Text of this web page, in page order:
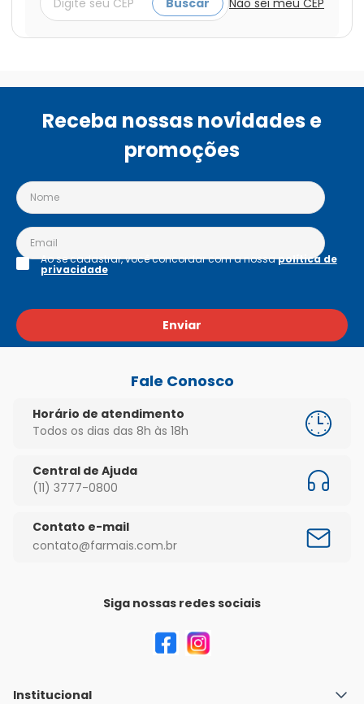
Buscar Não sei meu CEP
Receba nossas novidades e
promoções
Enviar
Ao se cadastrar, você concordar com a nossapolítica de
privacidade
Fale Conosco
Horário de atendimento
Todos os dias das 8h às 18h
Central de Ajuda
(11) 3777-0800
Contato e-mail
contato@farmais.com.br
Siga nossas redes sociais
Institucional